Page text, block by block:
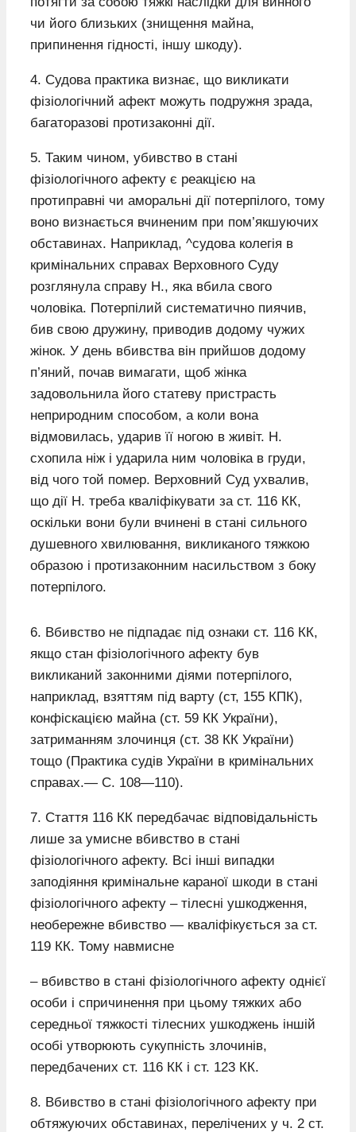
чи його близьких (знищення майна,
припинення гідності, іншу шкоду).
4. Судова практика визнає, що викликати
фізіологічний афект можуть подружня зрада,
багаторазові протизаконні дії.
5. Таким чином, убивство в стані
фізіологічного афекту є реакцією на
протиправні чи аморальні дії потерпілого, тому
воно визнається вчиненим при пом’якшуючих
обставинах. Наприклад, ^судова колегія в
кримінальних справах Верховного Суду
розглянула справу Н., яка вбила свого
чоловіка. Потерпілий систематично пиячив,
бив свою дружину, приводив додому чужих
жінок. У день вбивства він прийшов додому
п’яний, почав вимагати, щоб жінка
задовольнила його статеву пристрасть
неприродним способом, а коли вона
відмовилась, ударив її ногою в живіт. Н.
схопила ніж і ударила ним чоловіка в груди,
від чого той помер. Верховний Суд ухвалив,
що дії Н. треба кваліфікувати за ст. 116 КК,
оскільки вони були вчинені в стані сильного
душевного хвилювання, викликаного тяжкою
образою і протизаконним насильством з боку
потерпілого.
6. Вбивство не підпадає під ознаки ст. 116 КК,
якщо стан фізіологічного афекту був
викликаний законними діями потерпілого,
наприклад, взяттям під варту (ст, 155 КПК),
конфіскацією майна (ст. 59 КК України),
затриманням злочинця (ст. 38 КК України)
тощо (Практика судів України в кримінальних
справах.— С. 108—110).
7. Стаття 116 КК передбачає відповідальність
лише за умисне вбивство в стані
фізіологічного афекту. Всі інші випадки
заподіяння кримінальне караної шкоди в стані
фізіологічного афекту – тілесні ушкодження,
необережне вбивство — кваліфікується за ст.
119 КК. Тому навмисне
– вбивство в стані фізіологічного афекту однієї
особи і спричинення при цьому тяжких або
середньої тяжкості тілесних ушкоджень іншій
особі утворюють сукупність злочинів,
передбачених ст. 116 КК і ст. 123 КК.
8. Вбивство в стані фізіологічного афекту при
обтяжуючих обставинах, перелічених у ч. 2 ст.